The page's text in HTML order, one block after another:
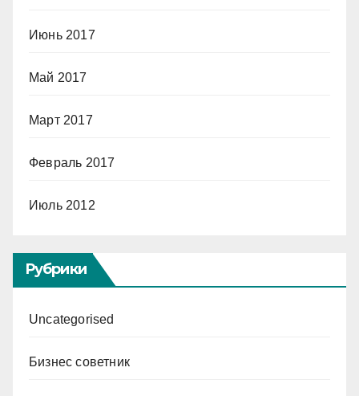
Июнь 2017
Май 2017
Март 2017
Февраль 2017
Июль 2012
Рубрики
Uncategorised
Бизнес советник